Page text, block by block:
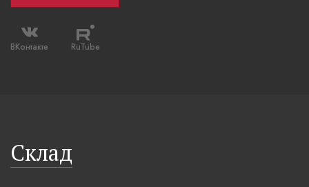
ВКонтакте RuTube
Склад